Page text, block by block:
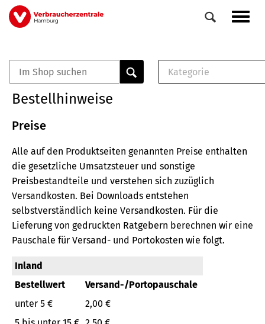
Direkt
zum
Veranstaltungen
0
Elemente
Kategorie
Broschüre
Buch
Bestellhinweise
Preise
Alle auf den Produktseiten genannten Preise enthalten
die gesetzliche Umsatzsteuer und sonstige
Preisbestandteile und verstehen sich zuzüglich
Versandkosten. Bei Downloads entstehen
selbstverständlich keine Versandkosten. Für die
Lieferung von gedruckten Ratgebern berechnen wir eine
Pauschale für Versand- und Portokosten wie folgt.
Inland
Bestellwert
Versand-/Portopauschale
unter 5 €
2,00 €